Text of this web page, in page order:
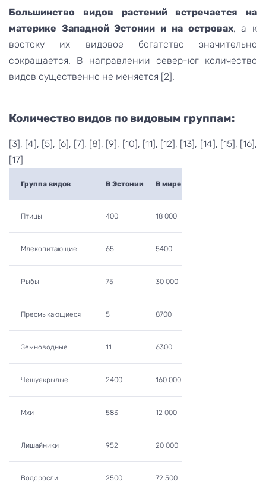
Большинство видов растений встречается на
материке Западной Эстонии и на островах, а к
востоку их видовое богатство значительно
сокращается. В направлении север-юг количество
видов существенно не меняется [2].
Количество видов по видовым группам:
[3], [4], [5], [6], [7], [8], [9], [10], [11], [12], [13], [14], [15], [16],
[17]
Группа видов В Эстонии В мире
Птицы 400 18 000
Млекопитающие 65 5400
Рыбы 75 30 000
Пресмыкающиеся 5 8700
Земноводные 11 6300
Чешуекрылые 2400 160 000
Мхи 583 12 000
Лишайники 952 20 000
Водоросли 2500 72 500